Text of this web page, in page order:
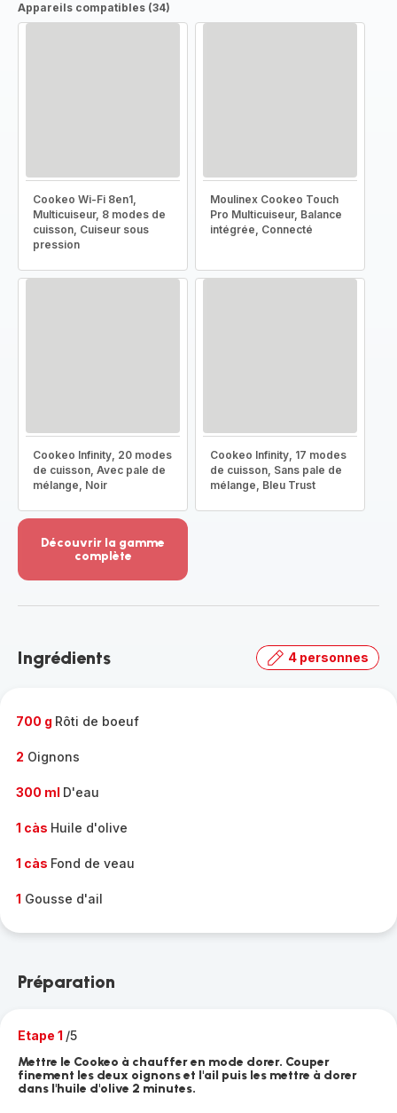
Appareils compatibles (34)
Cookeo Wi-Fi 8en1,
Multicuiseur, 8 modes de
cuisson, Cuiseur sous
pression
Moulinex Cookeo Touch
Pro Multicuiseur, Balance
intégrée, Connecté
Cookeo Infinity, 20 modes
de cuisson, Avec pale de
mélange, Noir
Cookeo Infinity, 17 modes
de cuisson, Sans pale de
mélange, Bleu Trust
Découvrir la gamme
complète
-
gamme
Ingrédients 4 personnes
700 g Rôti de boeuf
2 Oignons
300 ml D'eau
1 càs Huile d'olive
1 càs Fond de veau
1 Gousse d'ail
Préparation
Etape 1 /5
Mettre le Cookeo à chauffer en mode dorer. Couper
finement les deux oignons et l'ail puis les mettre à dorer
dans l'huile d'olive 2 minutes.